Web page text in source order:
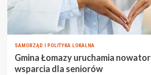
SAMORZĄD I POLITYKA LOKALNA
Gmina Łomazy uruchamia
wsparcia dla seniorów